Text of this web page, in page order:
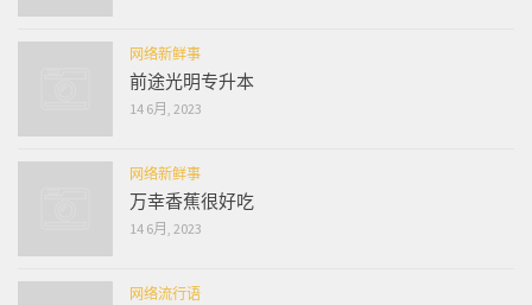
网络新鲜事
前途光明专升本
14 6月, 2023
网络新鲜事
万幸香蕉很好吃
14 6月, 2023
网络流行语